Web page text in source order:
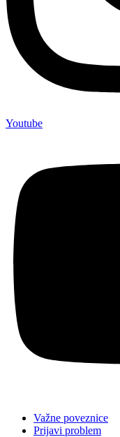
Youtube
Važne poveznice
Prijavi problem